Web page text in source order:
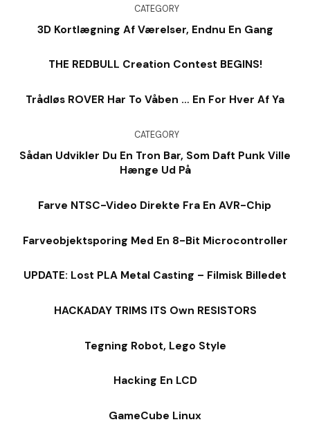
CATEGORY
3D Kortlægning Af Værelser, Endnu En Gang
THE REDBULL Creation Contest BEGINS!
Trådløs ROVER Har To Våben … En For Hver Af Ya
CATEGORY
Sådan Udvikler Du En Tron Bar, Som Daft Punk Ville
Hænge Ud På
Farve NTSC-Video Direkte Fra En AVR-Chip
Farveobjektsporing Med En 8-Bit Microcontroller
UPDATE: Lost PLA Metal Casting – Filmisk Billedet
HACKADAY TRIMS ITS Own RESISTORS
Tegning Robot, Lego Style
Hacking En LCD
GameCube Linux